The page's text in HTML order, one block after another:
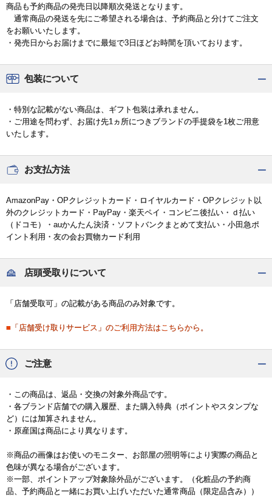
商品も予約商品の発売日以降順次発送となります。
通常商品の発送を先にご希望される場合は、予約商品と分けてご注文
をお願いいたします。
・発売日からお届けまでに最短で3日ほどお時間を頂いております。
包装について
・特別な記載がない商品は、ギフト包装は承れません。
・ご用途を問わず、お届け先1ヵ所につきブランドの手提袋を1枚ご用意
いたします。
お支払方法
AmazonPay・OPクレジットカード・ロイヤルカード・OPクレジット以
外のクレジットカード・PayPay・楽天ペイ・コンビニ後払い・ｄ払い
（ドコモ）・auかんたん決済・ソフトバンクまとめて支払い・小田急ポ
イント利用・友の会お買物カード利用
店頭受取りについて
「店舗受取可」の記載がある商品のみ対象です。
■「店舗受け取りサービス」のご利用方法はこちらから。
ご注意
・この商品は、返品・交換の対象外商品です。
・各ブランド店舗での購入履歴、また購入特典（ポイントやスタンプな
ど）には加算されません。
・原産国は商品により異なります。
※商品の画像はお使いのモニター、お部屋の照明等により実際の商品と
色味が異なる場合がございます。
※一部、ポイントアップ対象除外品がございます。（化粧品の予約商
品、予約商品と一緒にお買い上げいただいた通常商品（限定品含み））